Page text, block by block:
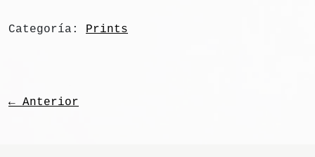
Categoría: Prints
← Anterior